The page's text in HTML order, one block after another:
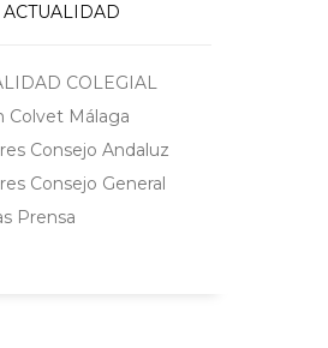
COLEGIAL
Colvet Málaga
Consejo Andaluz
Consejo General
Prensa